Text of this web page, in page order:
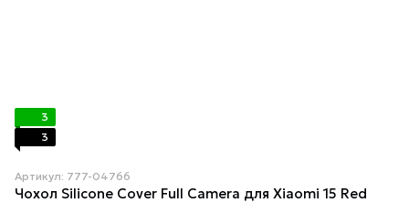
3
3
Артикул: 777-04766
Чохол Silicone Cover Full Camera для Xiaomi 15 Red